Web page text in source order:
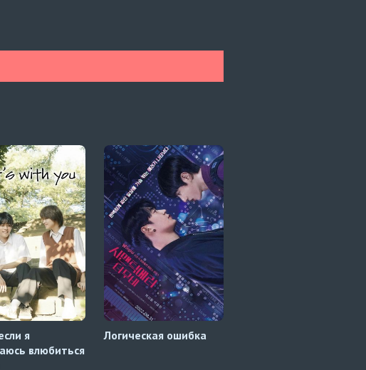
я
влюбиться
Логическая ошибка